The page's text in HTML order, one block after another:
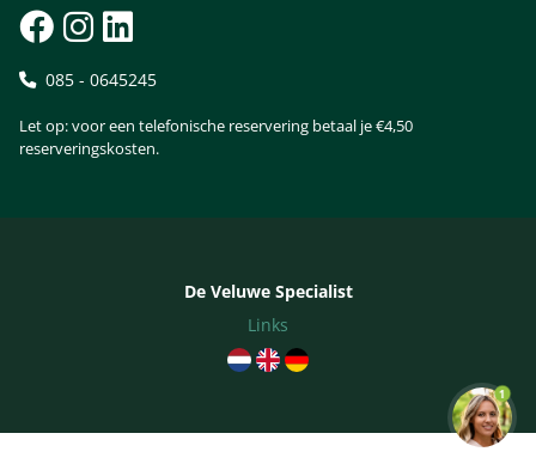
085 - 0645245
Let op: voor een telefonische reservering betaal je €4,50
reserveringskosten.
De Veluwe Specialist
Links
1